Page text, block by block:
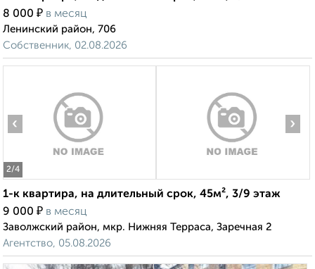
8 000 ₽ в месяц
Ленинский район, 706
Собственник, 02.08.2026
2/4
‹ ›
1-к квартира, на длительный срок, 45м², 3/9 этаж
9 000 ₽ в месяц
Заволжский район, мкр. Нижняя Терраса, Заречная 2
Агентство, 05.08.2026